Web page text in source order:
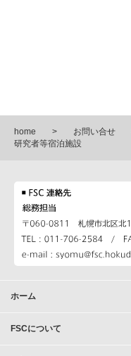
home お問い合せ
研究者等宿泊施設
ホーム
FSCについて